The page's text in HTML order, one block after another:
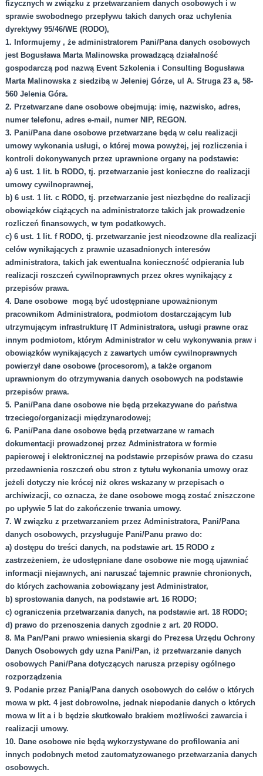
fizycznych w związku z przetwarzaniem danych osobowych i w
sprawie swobodnego przepływu takich danych oraz uchylenia
dyrektywy 95/46/WE (RODO),
1. Informujemy , że administratorem Pani/Pana danych osobowych
jest Bogusława Marta Malinowska prowadzącą działalność
gospodarczą pod nazwą Event Szkolenia i Consulting Bogusława
Marta Malinowska z siedzibą w Jeleniej Górze, ul A. Struga 23 a, 58-
560 Jelenia Góra.
2. Przetwarzane dane osobowe obejmują: imię, nazwisko, adres,
numer telefonu, adres e-mail, numer NIP, REGON.
3. Pani/Pana dane osobowe przetwarzane będą w celu realizacji
umowy wykonania usługi, o której mowa powyżej, jej rozliczenia i
kontroli dokonywanych przez uprawnione organy na podstawie:
a) 6 ust. 1 lit. b RODO, tj. przetwarzanie jest konieczne do realizacji
umowy cywilnoprawnej,
b) 6 ust. 1 lit. c RODO, tj. przetwarzanie jest niezbędne do realizacji
obowiązków ciążących na administratorze takich jak prowadzenie
rozliczeń finansowych, w tym podatkowych.
c) 6 ust. 1 lit. f RODO, tj. przetwarzanie jest nieodzowne dla realizacji
celów wynikających z prawnie uzasadnionych interesów
administratora, takich jak ewentualna konieczność odpierania lub
realizacji roszczeń cywilnoprawnych przez okres wynikający z
przepisów prawa.
4. Dane osobowe mogą być udostępniane upoważnionym
pracownikom Administratora, podmiotom dostarczającym lub
utrzymującym infrastrukturę IT Administratora, usługi prawne oraz
innym podmiotom, którym Administrator w celu wykonywania praw i
obowiązków wynikających z zawartych umów cywilnoprawnych
powierzył dane osobowe (procesorom), a także organom
uprawnionym do otrzymywania danych osobowych na podstawie
przepisów prawa.
5. Pani/Pana dane osobowe nie będą przekazywane do państwa
trzeciego/organizacji międzynarodowej;
6. Pani/Pana dane osobowe będą przetwarzane w ramach
dokumentacji prowadzonej przez Administratora w formie
papierowej i elektronicznej na podstawie przepisów prawa do czasu
przedawnienia roszczeń obu stron z tytułu wykonania umowy oraz
jeżeli dotyczy nie krócej niż okres wskazany w przepisach o
archiwizacji, co oznacza, że dane osobowe mogą zostać zniszczone
po upływie 5 lat do zakończenie trwania umowy.
7. W związku z przetwarzaniem przez Administratora, Pani/Pana
danych osobowych, przysługuje Pani/Panu prawo do:
a) dostępu do treści danych, na podstawie art. 15 RODO z
zastrzeżeniem, że udostępniane dane osobowe nie mogą ujawniać
informacji niejawnych, ani naruszać tajemnic prawnie chronionych,
do których zachowania zobowiązany jest Administrator,
b) sprostowania danych, na podstawie art. 16 RODO;
c) ograniczenia przetwarzania danych, na podstawie art. 18 RODO;
d) prawo do przenoszenia danych zgodnie z art. 20 RODO.
8. Ma Pan/Pani prawo wniesienia skargi do Prezesa Urzędu Ochrony
Danych Osobowych gdy uzna Pani/Pan, iż przetwarzanie danych
osobowych Pani/Pana dotyczących narusza przepisy ogólnego
rozporządzenia
9. Podanie przez Panią/Pana danych osobowych do celów o których
mowa w pkt. 4 jest dobrowolne, jednak niepodanie danych o których
mowa w lit a i b będzie skutkowało brakiem możliwości zawarcia i
realizacji umowy.
10. Dane osobowe nie będą wykorzystywane do profilowania ani
innych podobnych metod zautomatyzowanego przetwarzania danych
osobowych.